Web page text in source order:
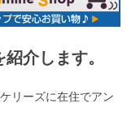
介します。
リーズに在住でアン